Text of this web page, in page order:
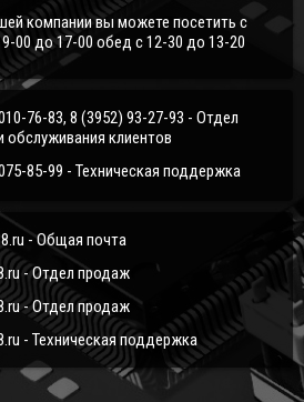
компании вы можете посетить с
00 до 17-00 обед с 12-30 до 13-20
76-83, 8 (3952) 93-27-93 - Отдел
обслуживания клиентов
85-99 - Техническая поддержка
- Общая почта
- Отдел продаж
- Отдел продаж
- Техническая поддержка